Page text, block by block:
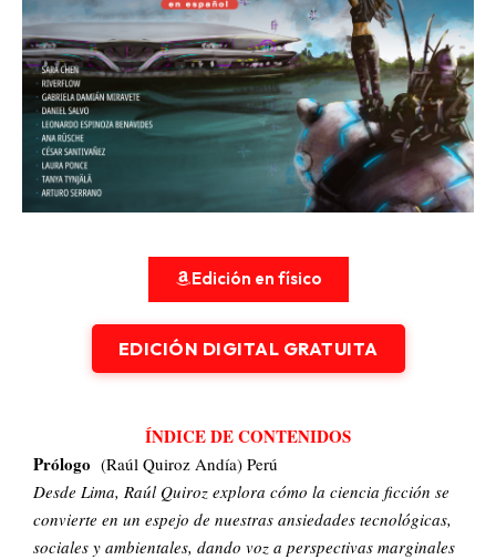
Edición en físico
EDICIÓN DIGITAL GRATUITA
ÍNDICE DE CONTENIDOS
Prólogo (Raúl Quiroz Andía) Perú
Desde Lima, Raúl Quiroz explora cómo la ciencia ficción se
convierte en un espejo de nuestras ansiedades tecnológicas,
sociales y ambientales, dando voz a perspectivas marginales